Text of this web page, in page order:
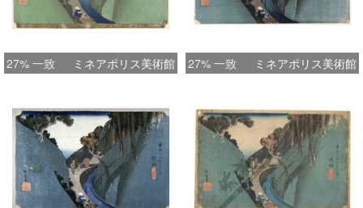
27% 一致 ミネアポリス美術館 27% 一致 ミネアポリス美術館